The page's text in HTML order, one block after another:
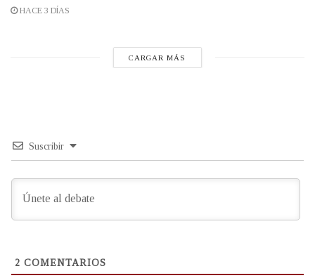
HACE 3 DÍAS
CARGAR MÁS
Suscribir
2 COMENTARIOS